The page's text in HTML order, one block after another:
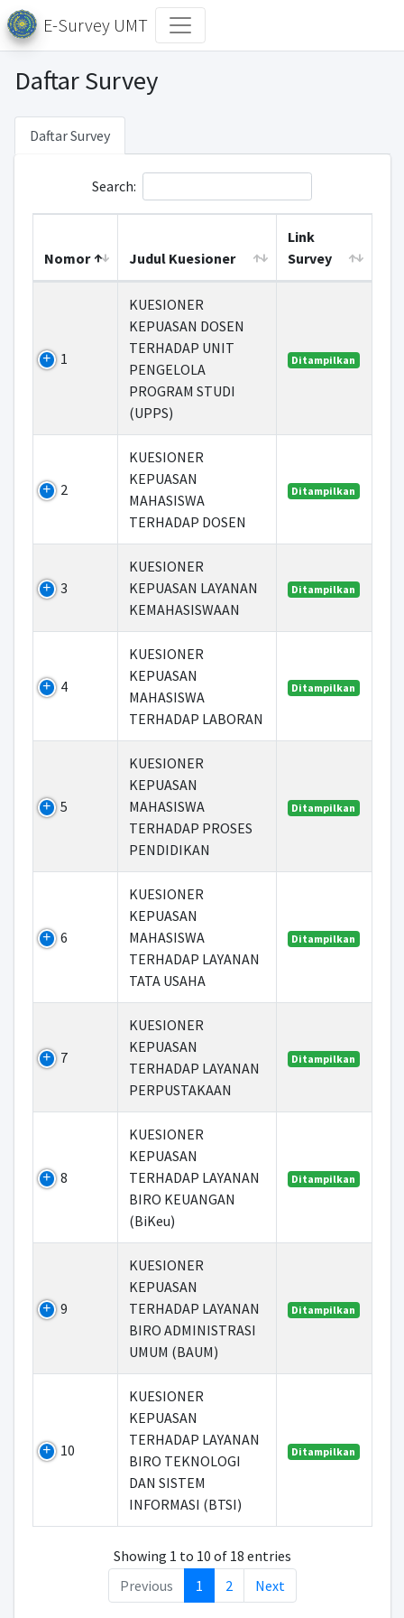
E-Survey UMT
Daftar Survey
Daftar Survey
Search:
Nomor Judul Kuesioner
Link
Survey
1
KUESIONER
KEPUASAN DOSEN
TERHADAP UNIT
PENGELOLA
PROGRAM STUDI
(UPPS)
Ditampilkan
2
KUESIONER
KEPUASAN
MAHASISWA
TERHADAP DOSEN
Ditampilkan
3
KUESIONER
KEPUASAN LAYANAN
KEMAHASISWAAN
Ditampilkan
4
KUESIONER
KEPUASAN
MAHASISWA
TERHADAP LABORAN
Ditampilkan
5
KUESIONER
KEPUASAN
MAHASISWA
TERHADAP PROSES
PENDIDIKAN
Ditampilkan
6
KUESIONER
KEPUASAN
MAHASISWA
TERHADAP LAYANAN
TATA USAHA
Ditampilkan
7
KUESIONER
KEPUASAN
TERHADAP LAYANAN
PERPUSTAKAAN
Ditampilkan
8
KUESIONER
KEPUASAN
TERHADAP LAYANAN
BIRO KEUANGAN
(BiKeu)
Ditampilkan
9
KUESIONER
KEPUASAN
TERHADAP LAYANAN
BIRO ADMINISTRASI
UMUM (BAUM)
Ditampilkan
10
KUESIONER
KEPUASAN
TERHADAP LAYANAN
BIRO TEKNOLOGI
DAN SISTEM
INFORMASI (BTSI)
Ditampilkan
Showing 1 to 10 of 18 entries
Previous
1 2 Next